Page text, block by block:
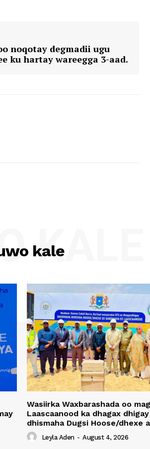
noqotay degmadii ugu
ku hartay wareegga 3-aad.
kale
KALE
Wasiirka Waxbarashada oo
Laascaanood ka dhagax dhigay
dhismaha Dugsi Hoose/dhexe
Leyla Aden - August 4, 2026